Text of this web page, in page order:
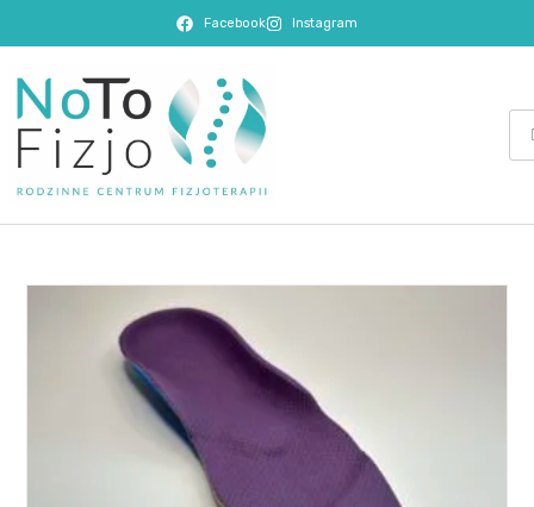
Facebook Instagram